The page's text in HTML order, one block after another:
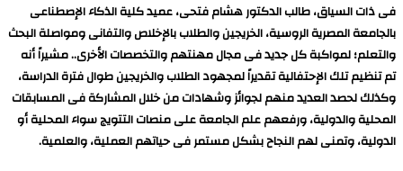
فى ذات السياق، طالب الدكتور هشام فتحى، عميد كلية الذكاء الإصطناعى
بالجامعة المصرية الروسية، الخريجين والطلاب بالإخلاص والتفانى ومواصلة البحث
والتعلم؛ لمواكبة كل جديد فى مجال مهنتهم والتخصصات الأخرى.. مشيراً أنه
تم تنظيم تلك الإحتفالية تقديراً لمجهود الطلاب والخريجين طوال فترة الدراسة،
وكذلك لحصد العديد منهم لجوائز وشهادات من خلال المشاركة فى المسابقات
المحلية والدولية، ورفعهم علم الجامعة على منصات التتويج سواء المحلية أو
الدولية، وتمنى لهم النجاح بشكل مستمر فى حياتهم العملية، والعلمية.